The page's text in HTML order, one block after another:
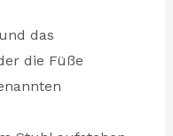
das
die Füße